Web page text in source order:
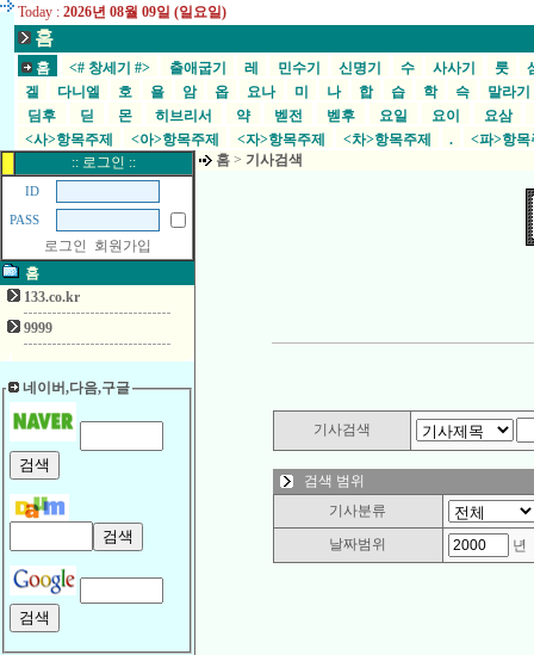
Today : 2026년 08월 09일 (일요일)
홈
홈 <# 창세기 #> 출애굽기 레 민수기 신명기 수 사사기 룻
겔
다니엘 호 욜 암 옵 요나 미 나 합 습 학 슥
말라기
딤후
딛 몬 히브리서 약 벧전 벧후 요일 요이 요삼
<사>항목주제
<아>항목주제 <자>항목주제 <차>항목주제 .
<파>항
:: 로그인 ::
ID
PASS
로그인
회원가입
홈
133.co.kr
9999
네이버,다음,구글
홈 > 기사검색
기사검색
검색 범위
기사분류
날짜범위